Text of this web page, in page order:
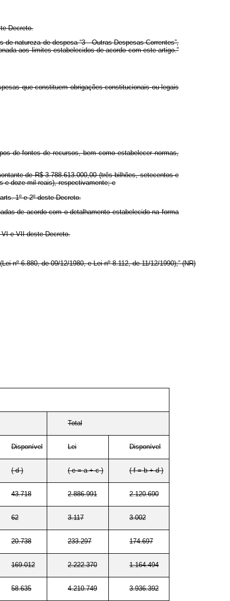
Decreto.
natureza de despesa “3 - Outras Despesas Correntes”,
aos limites estabelecidos de acordo com este artigo.”
que constituem obrigações constitucionais ou legais
de fontes de recursos, bem como estabelecer normas,
de R$ 3.788.613.000,00 (três bilhões, setecentos e
e doze mil reais), respectivamente; e
1º e 2º deste Decreto.
de acordo com o detalhamento estabelecido na forma
e VII deste Decreto.
nº 6.880, de 09/12/1980, e Lei nº 8.112, de 11/12/1990);” (NR)
Total
Disponível Lei Disponível
( d ) ( e = a + c ) ( f = b + d )
43.718 2.886.991 2.120.690
62 3.117 3.002
20.738 233.297 174.697
169.012 2.222.370 1.164.494
58.635 4.210.749 3.936.392